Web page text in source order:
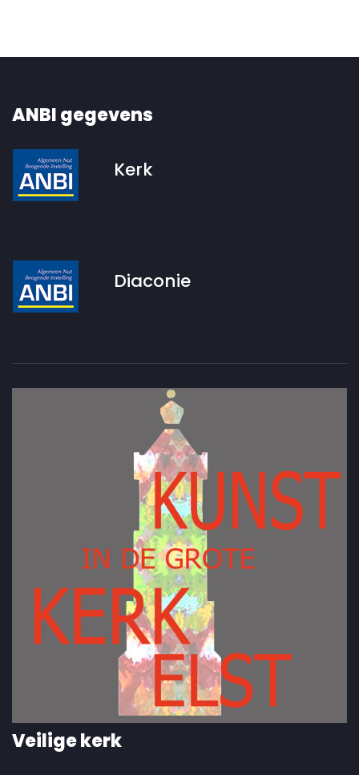
ANBI gegevens
Kerk
Diaconie
Veilige kerk